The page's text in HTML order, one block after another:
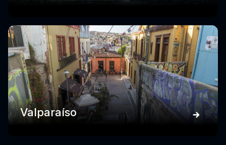
Valparaíso